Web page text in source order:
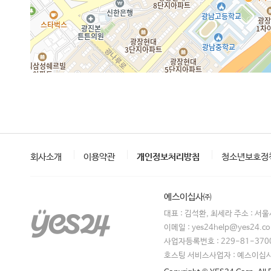
회사소개 이용약관 개인정보처리방침 청소년보호정
예스이십사㈜
대표 : 김석환, 최세라 주소 : 서
이메일 :
사업자등록번호 : 229-81-
호스팅 서비스사업자 : 예스이십